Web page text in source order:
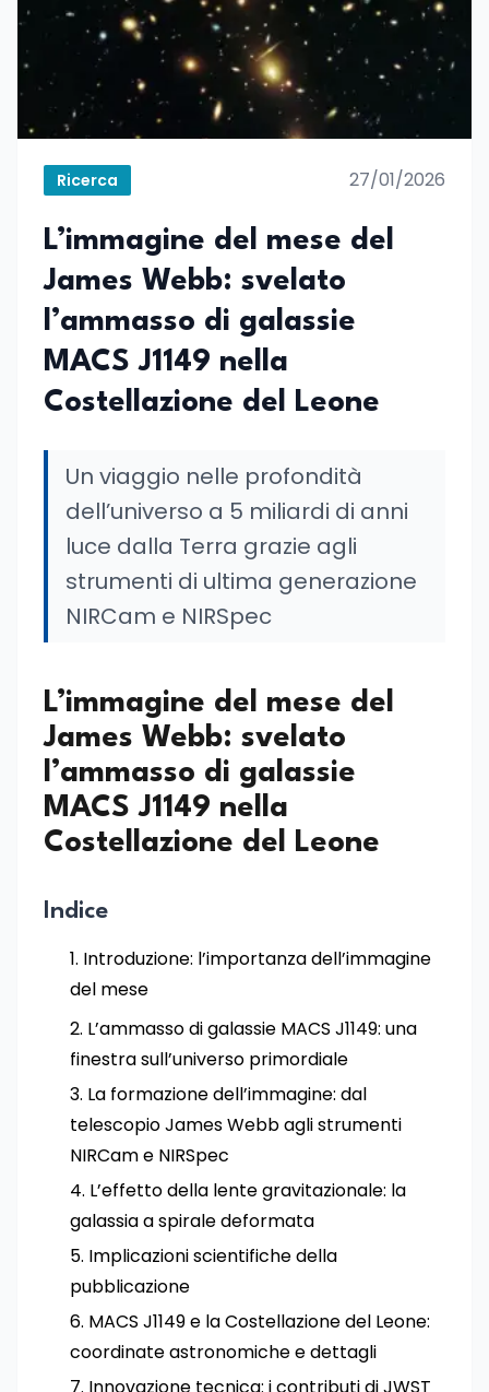
Ricerca 27/01/2026
L’immagine del mese del
James Webb: svelato
l’ammasso di galassie
MACS J1149 nella
Costellazione del Leone
Un viaggio nelle profondità
dell’universo a 5 miliardi di anni
luce dalla Terra grazie agli
strumenti di ultima generazione
NIRCam e NIRSpec
L’immagine del mese del
James Webb: svelato
l’ammasso di galassie
MACS J1149 nella
Costellazione del Leone
Indice
Introduzione: l’importanza dell’immagine
del mese
L’ammasso di galassie MACS J1149: una
finestra sull’universo primordiale
La formazione dell’immagine: dal
telescopio James Webb agli strumenti
NIRCam e NIRSpec
L’effetto della lente gravitazionale: la
galassia a spirale deformata
Implicazioni scientifiche della
pubblicazione
MACS J1149 e la Costellazione del Leone:
coordinate astronomiche e dettagli